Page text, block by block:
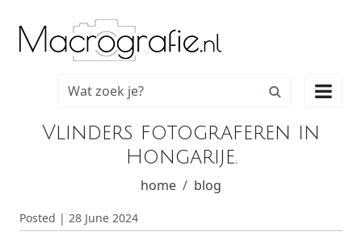

Vlinders fotograferen in
Hongarije.
home blog
Posted | 28 June 2024